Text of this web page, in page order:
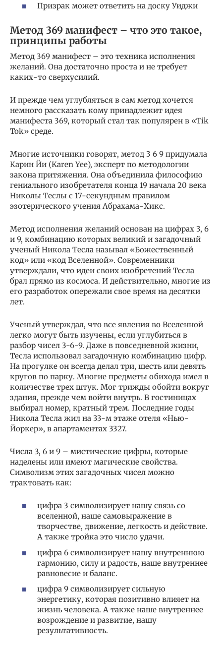
Призрак может ответить на доску Уиджи
Метод 369 манифест – что это такое,
принципы работы
Метод 369 манифест – это техника исполнения
желаний. Она достаточно проста и не требует
каких-то сверхусилий.
И прежде чем углубляться в сам метод хочется
немного рассказать кому принадлежит идея
манифеста 369, который стал так популярен в «Tik
Tok» среде.
Многие источники говорят, метод 3 6 9 придумала
Карин Йи (Karen Yee), эксперт по методологии
закона притяжения. Она объединила философию
гениального изобретателя конца 19 начала 20 века
Николы Теслы с 17-секундным правилом
эзотерического учения Абрахама-Хикс.
Метод исполнения желаний основан на цифрах 3, 6
и 9, комбинацию которых великий и загадочный
ученый Никола Тесла называл «Божественный
код» или «код Вселенной». Современники
утверждали, что идеи своих изобретений Тесла
брал прямо из космоса. И действительно, многие из
его разработок опережали свое время на десятки
лет.
Ученый утверждал, что все явления во Вселенной
легко могут быть изучены, если углубиться в
разбор чисел 3-6-9. Даже в повседневной жизни,
Тесла использовал загадочную комбинацию цифр.
На прогулке он всегда делал три, шесть или девять
кругов по парку. Многие предметы обихода имел в
количестве трех штук. Мог трижды обойти вокруг
здания, прежде чем войти внутрь. В гостиницах
выбирал номер, кратный трем. Последние годы
Никола Тесла жил на 33-м этаже отеля «Нью-
Йоркер», в апартаментах 3327.
Числа 3, 6 и 9 – мистические цифры, которые
наделены или имеют магические свойства.
Символизм этих загадочных чисел можно
трактовать как:
цифра 3 символизирует нашу связь со
вселенной, наше самовыражение в
творчестве, движение, легкость и действие.
А также тройка это число удачи.
цифра 6 символизирует нашу внутреннюю
гармонию, силу и радость, наше внутреннее
равновесие и баланс.
цифра 9 символизирует сильную
энергетику, которая позитивно влияет на
жизнь человека. А также наше внутреннее
возрождение и развитие, нашу
результативность.